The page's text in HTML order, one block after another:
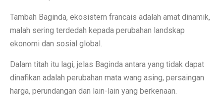
Tambah Baginda, ekosistem francais adalah amat dinamik,
malah sering terdedah kepada perubahan landskap
ekonomi dan sosial global.
Dalam titah itu lagi, jelas Baginda antara yang tidak dapat
dinafikan adalah perubahan mata wang asing, persaingan
harga, perundangan dan lain-lain yang berkenaan.